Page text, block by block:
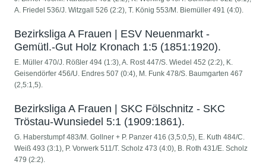
A. Friedel 536/J. Witzgall 526 (2:2), T. König 553/M. Biemüller 491 (4:0).
Bezirksliga A Frauen | ESV Neuenmarkt -
Gemütl.-Gut Holz Kronach 1:5 (1851:1920).
E. Müller 470/J. Rößler 494 (1:3), A. Rost 447/S. Wiedel 452 (2:2), K.
Geisendörfer 456/U. Endres 507 (0:4), M. Funk 478/S. Baumgarten 467
(2,5:1,5).
Bezirksliga A Frauen | SKC Fölschnitz - SKC
Tröstau-Wunsiedel 5:1 (1909:1861).
G. Haberstumpf 483/M. Gollner + P. Panzer 416 (3,5:0,5), E. Kuth 484/C.
Weiß 493 (3:1), P. Vorwerk 511/T. Scholz 473 (4:0), B. Roth 431/E. Scholz
479 (2:2).